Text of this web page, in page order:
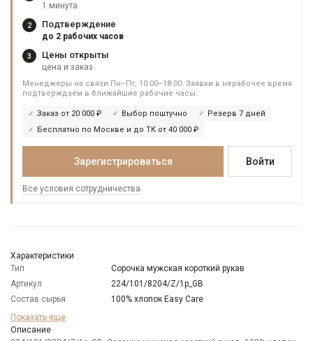
1 минута
2 Подтверждение
до 2 рабочих часов
3 Цены открыты
цена и заказ
Менеджеры на связи Пн–Пт, 10:00–18:00. Заявки в нерабочее время
подтверждаем в ближайшие рабочие часы.
Заказ от 20 000 ₽ Выбор поштучно
Резерв 7 дней
Бесплатно по Москве и до ТК от 40 000 ₽
Зарегистрироваться Войти
Все условия сотрудничества
Характеристики
Тип
Сорочка мужская короткий рукав
Артикул
224/101/8204/Z/1p_GB
Состав сырья
100% хлопок Easy Care
Бренд
Модель
Показать еще
Описание